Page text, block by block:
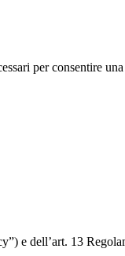
per consentire
e dell’art. 13